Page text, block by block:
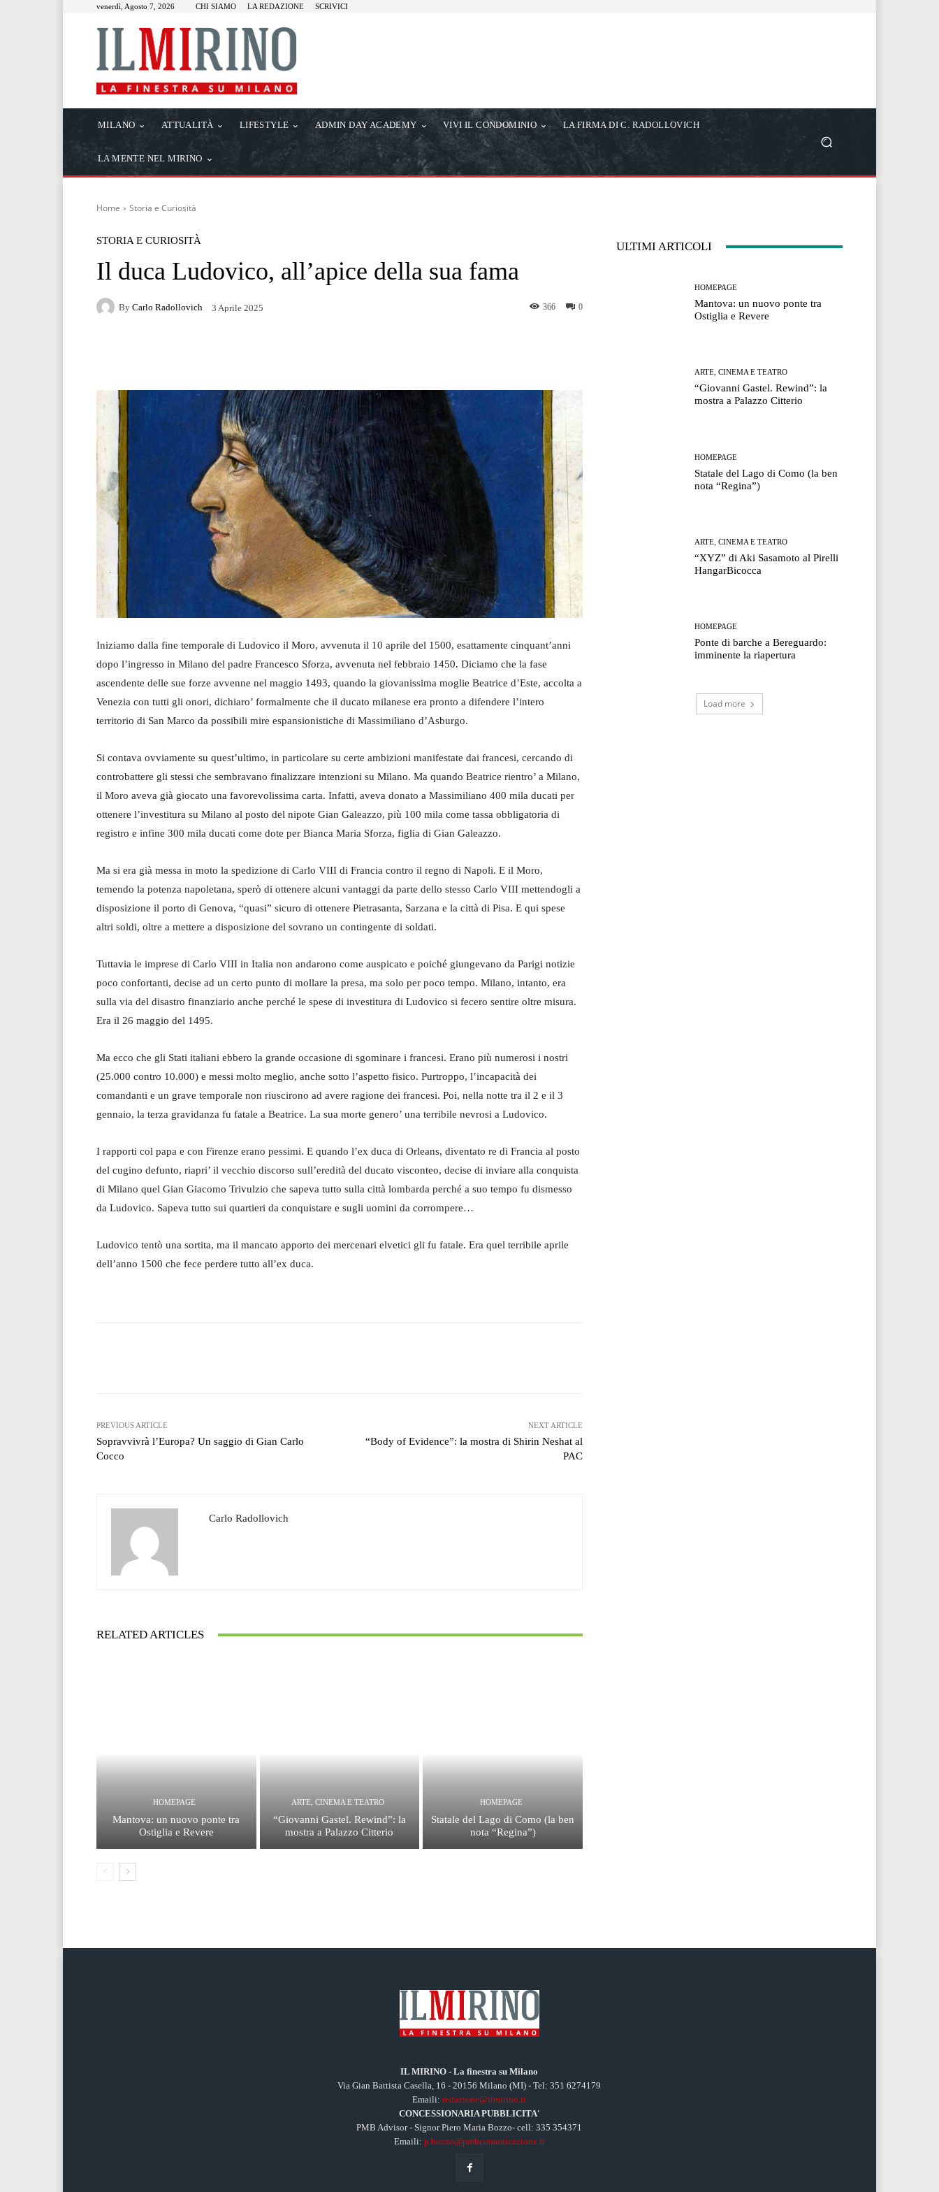
venerdì, Agosto 7, 2026 CHI SIAMO LA REDAZIONE SCRIVICI
MILANO ATTUALITÀ LIFESTYLE ADMIN DAY ACADEMY VIVI IL CONDOMINIO LA FIRMA DI C. RADOLLOVICH
LA MENTE NEL MIRINO
Home Storia e Curiosità
STORIA E CURIOSITÀ
Il duca Ludovico, all’apice della sua fama
By Carlo Radollovich 3 Aprile 2025 0
366
Iniziamo dalla fine temporale di Ludovico il Moro, avvenuta il 10 aprile del 1500, esattamente cinquant’anni
dopo l’ingresso in Milano del padre Francesco Sforza, avvenuta nel febbraio 1450. Diciamo che la fase
ascendente delle sue forze avvenne nel maggio 1493, quando la giovanissima moglie Beatrice d’Este, accolta a
Venezia con tutti gli onori, dichiaro’ formalmente che il ducato milanese era pronto a difendere l’intero
territorio di San Marco da possibili mire espansionistiche di Massimiliano d’Asburgo.
Si contava ovviamente su quest’ultimo, in particolare su certe ambizioni manifestate dai francesi, cercando di
controbattere gli stessi che sembravano finalizzare intenzioni su Milano. Ma quando Beatrice rientro’ a Milano,
il Moro aveva già giocato una favorevolissima carta. Infatti, aveva donato a Massimiliano 400 mila ducati per
ottenere l’investitura su Milano al posto del nipote Gian Galeazzo, più 100 mila come tassa obbligatoria di
registro e infine 300 mila ducati come dote per Bianca Maria Sforza, figlia di Gian Galeazzo.
Ma si era già messa in moto la spedizione di Carlo VIII di Francia contro il regno di Napoli. E il Moro,
temendo la potenza napoletana, sperò di ottenere alcuni vantaggi da parte dello stesso Carlo VIII mettendogli a
disposizione il porto di Genova, “quasi” sicuro di ottenere Pietrasanta, Sarzana e la città di Pisa. E qui spese
altri soldi, oltre a mettere a disposizione del sovrano un contingente di soldati.
Tuttavia le imprese di Carlo VIII in Italia non andarono come auspicato e poiché giungevano da Parigi notizie
poco confortanti, decise ad un certo punto di mollare la presa, ma solo per poco tempo. Milano, intanto, era
sulla via del disastro finanziario anche perché le spese di investitura di Ludovico si fecero sentire oltre misura.
Era il 26 maggio del 1495.
Ma ecco che gli Stati italiani ebbero la grande occasione di sgominare i francesi. Erano più numerosi i nostri
(25.000 contro 10.000) e messi molto meglio, anche sotto l’aspetto fisico. Purtroppo, l’incapacità dei
comandanti e un grave temporale non riuscirono ad avere ragione dei francesi. Poi, nella notte tra il 2 e il 3
gennaio, la terza gravidanza fu fatale a Beatrice. La sua morte genero’ una terribile nevrosi a Ludovico.
I rapporti col papa e con Firenze erano pessimi. E quando l’ex duca di Orleans, diventato re di Francia al posto
del cugino defunto, riapri’ il vecchio discorso sull’eredità del ducato visconteo, decise di inviare alla conquista
di Milano quel Gian Giacomo Trivulzio che sapeva tutto sulla città lombarda perché a suo tempo fu dismesso
da Ludovico. Sapeva tutto sui quartieri da conquistare e sugli uomini da corrompere…
Ludovico tentò una sortita, ma il mancato apporto dei mercenari elvetici gli fu fatale. Era quel terribile aprile
dell’anno 1500 che fece perdere tutto all’ex duca.
PREVIOUS ARTICLE
Sopravvivrà l’Europa? Un saggio di Gian Carlo
Cocco
NEXT ARTICLE
“Body of Evidence”: la mostra di Shirin Neshat al
PAC
Carlo Radollovich
RELATED ARTICLES
HOMEPAGE
Mantova: un nuovo ponte tra
Ostiglia e Revere
ARTE, CINEMA E TEATRO
“Giovanni Gastel. Rewind”: la
mostra a Palazzo Citterio
HOMEPAGE
Statale del Lago di Como (la ben
nota “Regina”)
ULTIMI ARTICOLI
HOMEPAGE
Mantova: un nuovo ponte tra
Ostiglia e Revere
ARTE, CINEMA E TEATRO
“Giovanni Gastel. Rewind”: la
mostra a Palazzo Citterio
HOMEPAGE
Statale del Lago di Como (la ben
nota “Regina”)
ARTE, CINEMA E TEATRO
“XYZ” di Aki Sasamoto al Pirelli
HangarBicocca
HOMEPAGE
Ponte di barche a Bereguardo:
imminente la riapertura
Load more
IL MIRINO - La finestra su Milano
Via Gian Battista Casella, 16 - 20156 Milano (MI) - Tel: 351 6274179
Emaili:redazione@ilmirino.it
CONCESSIONARIA PUBBLICITA'
PMB Advisor - Signor Piero Maria Bozzo- cell: 335 354371
Emaili: p.bozzo@pmbcomunicazione.it